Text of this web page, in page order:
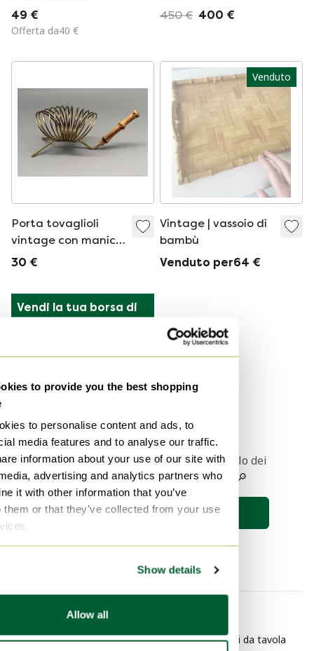
to provide you the best shopping
to personalise content and ads, to
media features and to analyse our traffic.
information about your use of our site with
advertising and analytics partners who
it with other information that you’ve
them or that they’ve collected from your use
Show details
Allow all
scandinavo anni
&#39;50
49 €
Offerta da40 €
450 € 400 €
Porta tovaglioli
vintage con manico
in bambù per 12
30 €
Venduto
Vintage | vassoio di
bambù
Venduto per64 €
Vendi la tua borsa di
Vendi ora
Ricevere una notifica quando l'articolo dei
vostri sogni viene messo online 🔎
Salva la ricerca
Per categoria
Bambù Servizi da tavola
Arabia Accessori da tavola